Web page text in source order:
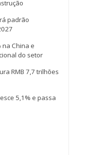
padrão
na China e
do setor
RMB 7,7 trilhões
5,1% e passa